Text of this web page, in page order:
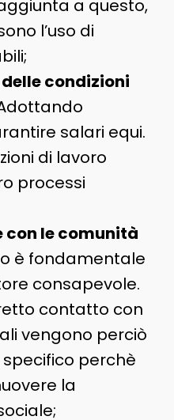
a questo,
l’uso di
condizioni
salari equi.
di lavoro
processi
con le comunità
è fondamentale
consapevole.
contatto con
vengono perciò
perchè
la